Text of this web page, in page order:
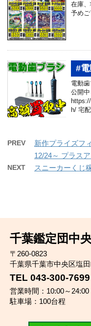
在庫
予め
#電
電動
公開中
h/ 宅
PREV
新作プライズフ
12/24～ プラス
NEXT スニーカーくじ
千葉鑑定団中
〒260-0823
千葉県千葉市中央区塩
TEL 043-300-7699
営業時間：10:00～24:00
駐車場：100台程